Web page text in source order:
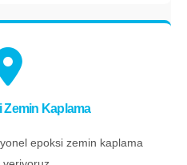
Zemin Kaplama
epoksi zemin kaplama